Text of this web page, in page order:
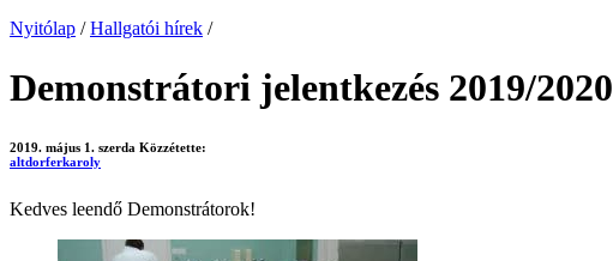
Nyitólap / Hallgatói hírek /
Demonstrátori jelentkezés 2019/2020
2019. május 1. szerda Közzétette:
altdorferkaroly
Kedves leendő Demonstrátorok!